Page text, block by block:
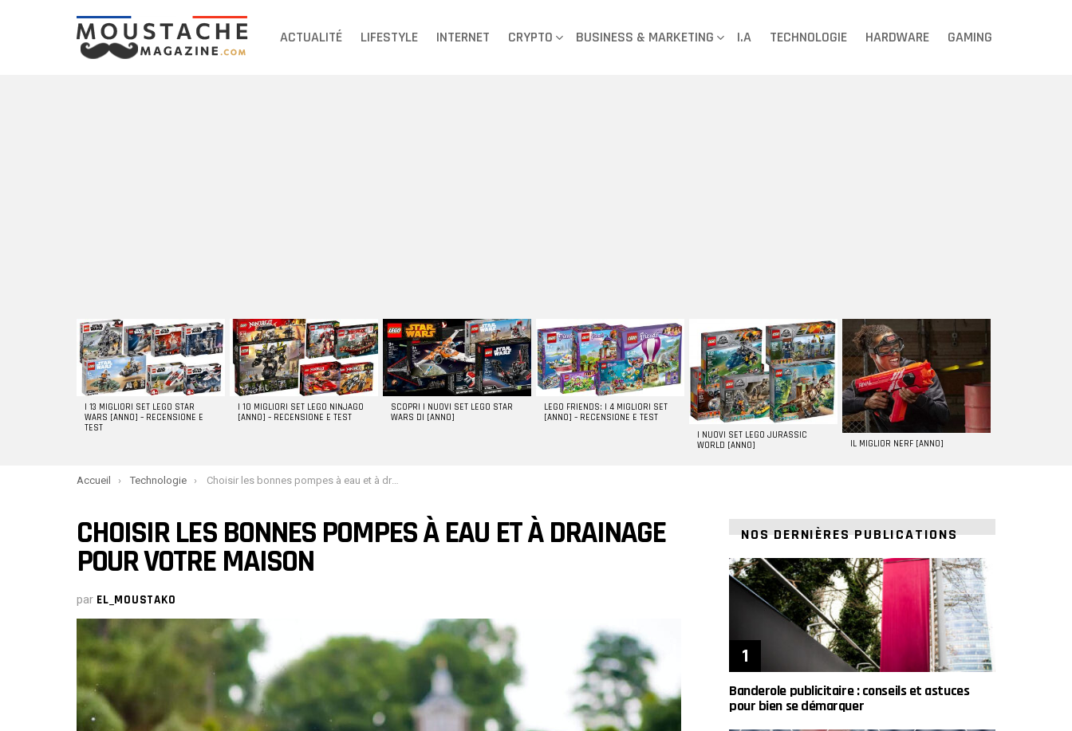
ACTUALITÉ LIFESTYLE INTERNET CRYPTO BUSINESS & MARKETING I.A TECHNOLOGIE HARDWARE GAMING
DERNIERS
ARTICLES
I 13 MIGLIORI SET LEGO STAR
WARS [ANNO] – RECENSIONE E
TEST
I 10 MIGLIORI SET LEGO NINJAGO
[ANNO] – RECENSIONE E TEST
SCOPRI I NUOVI SET LEGO STAR
WARS DI [ANNO]
LEGO FRIENDS: I 4 MIGLIORI SET
[ANNO] – RECENSIONE E TEST
I NUOVI SET LEGO JURASSIC
WORLD [ANNO]
IL MIGLIOR NERF [ANNO]
You are here:
Accueil Technologie Choisir les bonnes pompes à eau et à drainage pour votre maison
CHOISIR LES BONNES POMPES À EAU ET À DRAINAGE
POUR VOTRE MAISON
par EL_MOUSTAKO
NOS DERNIÈRES PUBLICATIONS
Banderole publicitaire : conseils et astuces
pour bien se démarquer